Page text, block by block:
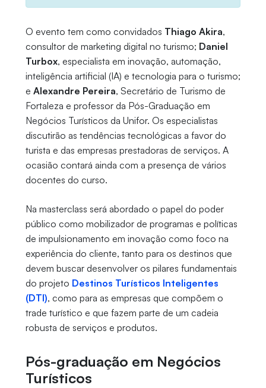
O evento tem como convidados Thiago Akira,
consultor de marketing digital no turismo; Daniel
Turbox, especialista em inovação, automação,
inteligência artificial (IA) e tecnologia para o turismo;
e Alexandre Pereira, Secretário de Turismo de
Fortaleza e professor da Pós-Graduação em
Negócios Turísticos da Unifor. Os especialistas
discutirão as tendências tecnológicas a favor do
turista e das empresas prestadoras de serviços. A
ocasião contará ainda com a presença de vários
docentes do curso.
Na masterclass será abordado o papel do poder
público como mobilizador de programas e políticas
de impulsionamento em inovação como foco na
experiência do cliente, tanto para os destinos que
devem buscar desenvolver os pilares fundamentais
do projeto Destinos Turísticos Inteligentes
(DTI), como para as empresas que compõem o
trade turístico e que fazem parte de um cadeia
robusta de serviços e produtos.
Pós-graduação em Negócios
Turísticos